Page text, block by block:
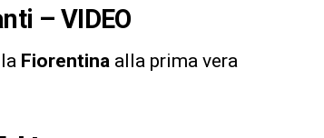
– VIDEO
Fiorentina alla prima vera